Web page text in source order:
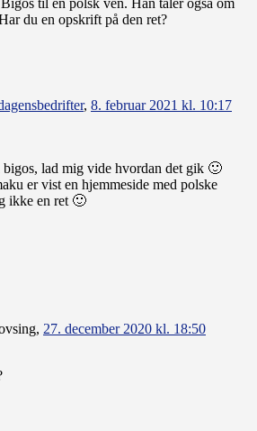
til en polsk ven. Han taler også om
du en opskrift på den ret?
, 8. februar 2021 kl. 10:17
lad mig vide hvordan det gik 🙂
er vist en hjemmeside med polske
ikke en ret 🙂
, 27. december 2020 kl. 18:50